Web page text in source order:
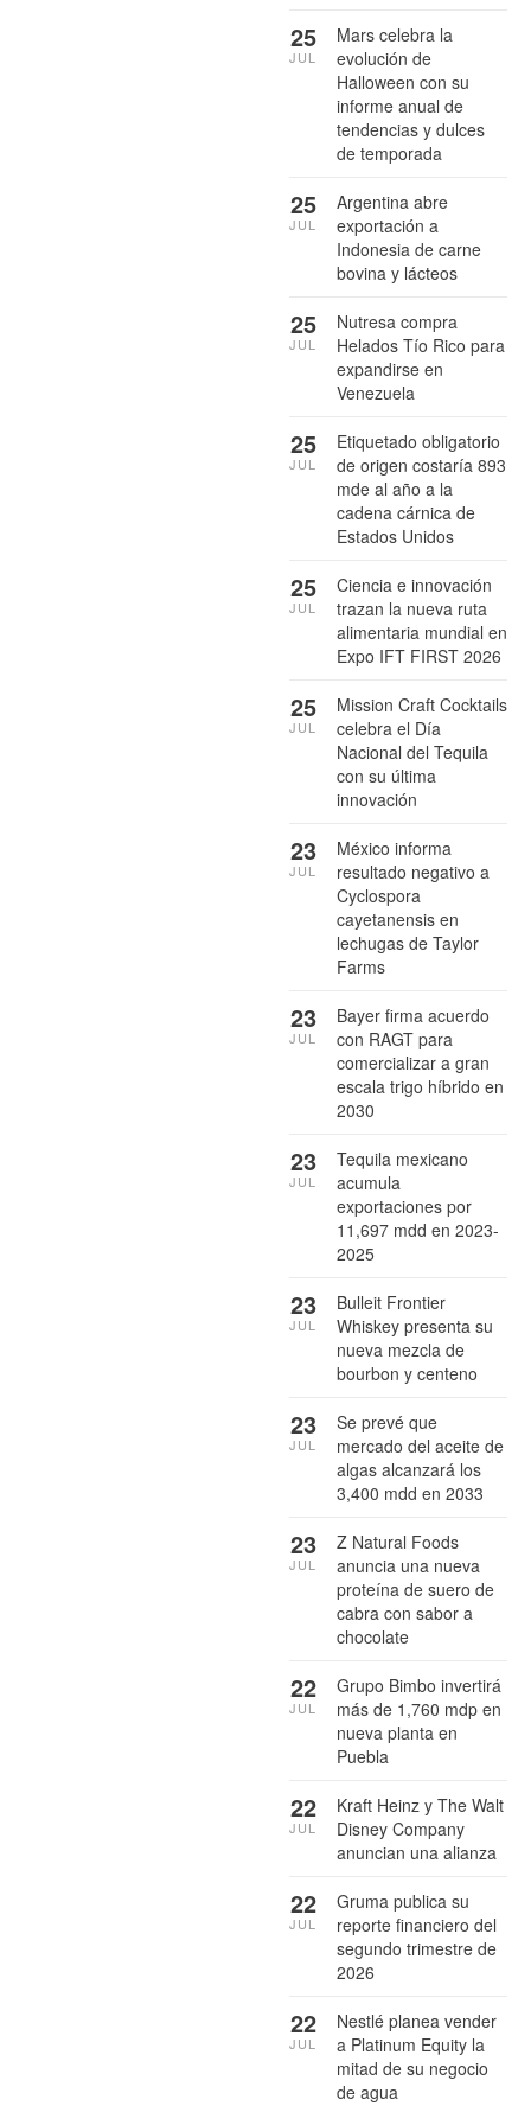
Mars celebra la
evolución de
Halloween con su
informe anual de
tendencias y dulces
de temporada
25
JUL
Argentina abre
exportación a
Indonesia de carne
bovina y lácteos
25
JUL
Nutresa compra
Helados Tío Rico para
expandirse en
Venezuela
25
JUL
Etiquetado obligatorio
de origen costaría 893
mde al año a la
cadena cárnica de
Estados Unidos
25
JUL
Ciencia e innovación
trazan la nueva ruta
alimentaria mundial en
Expo IFT FIRST 2026
25
JUL
Mission Craft Cocktails
celebra el Día
Nacional del Tequila
con su última
innovación
25
JUL
México informa
resultado negativo a
Cyclospora
cayetanensis en
lechugas de Taylor
Farms
23
JUL
Bayer firma acuerdo
con RAGT para
comercializar a gran
escala trigo híbrido en
2030
23
JUL
Tequila mexicano
acumula
exportaciones por
11,697 mdd en 2023-
2025
23
JUL
Bulleit Frontier
Whiskey presenta su
nueva mezcla de
bourbon y centeno
23
JUL
Se prevé que
mercado del aceite de
algas alcanzará los
3,400 mdd en 2033
23
JUL
Z Natural Foods
anuncia una nueva
proteína de suero de
cabra con sabor a
chocolate
23
JUL
Grupo Bimbo invertirá
más de 1,760 mdp en
nueva planta en
Puebla
22
JUL
Kraft Heinz y The Walt
Disney Company
anuncian una alianza
22
JUL
Gruma publica su
reporte financiero del
segundo trimestre de
2026
22
JUL
Nestlé planea vender
a Platinum Equity la
mitad de su negocio
de agua
22
JUL